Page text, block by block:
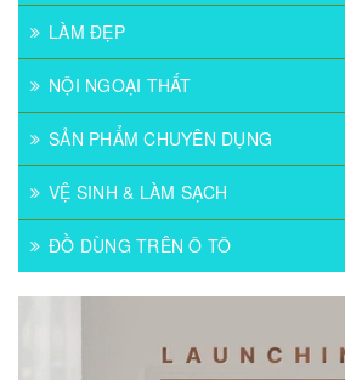
LÀM ĐẸP
NỘI NGOẠI THẤT
SẢN PHẨM CHUYÊN DỤNG
VỆ SINH & LÀM SẠCH
ĐỒ DÙNG TRÊN Ô TÔ